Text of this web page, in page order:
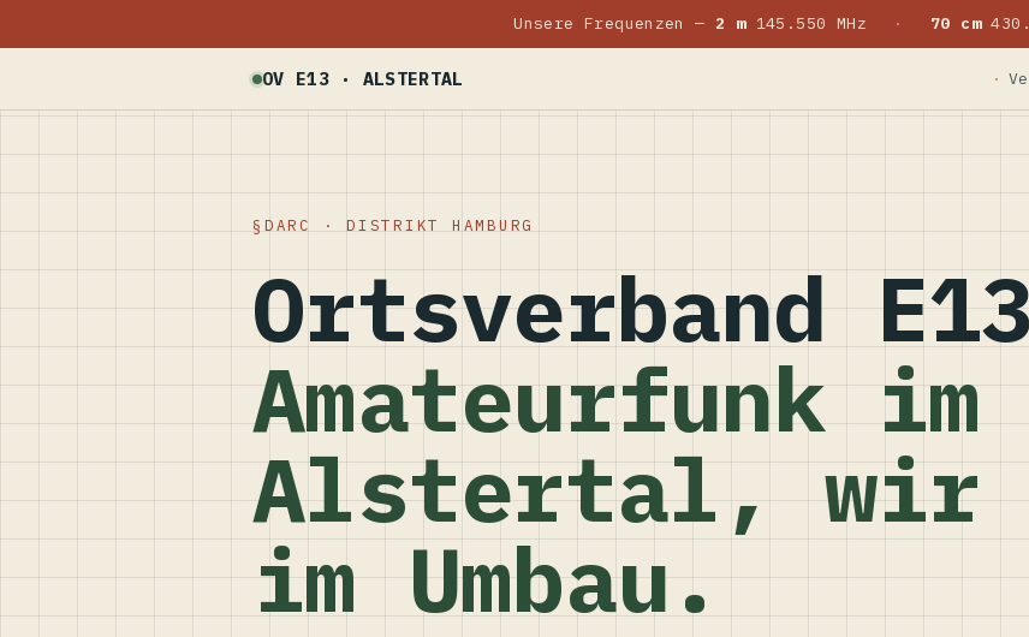
Unsere Frequenzen — 2 m145.550 MHz · 70 cm
OV E13 · ALSTERTAL
DARC · DISTRIKT HAMBURG
Ortsverband E13
Amateurfunk im
Alstertal, wir
im Umbau.